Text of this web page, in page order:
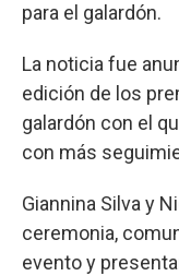
para el galardón.
La noticia fue
edición de los
galardón con el
con más
Giannina Silva y
ceremonia,
evento y